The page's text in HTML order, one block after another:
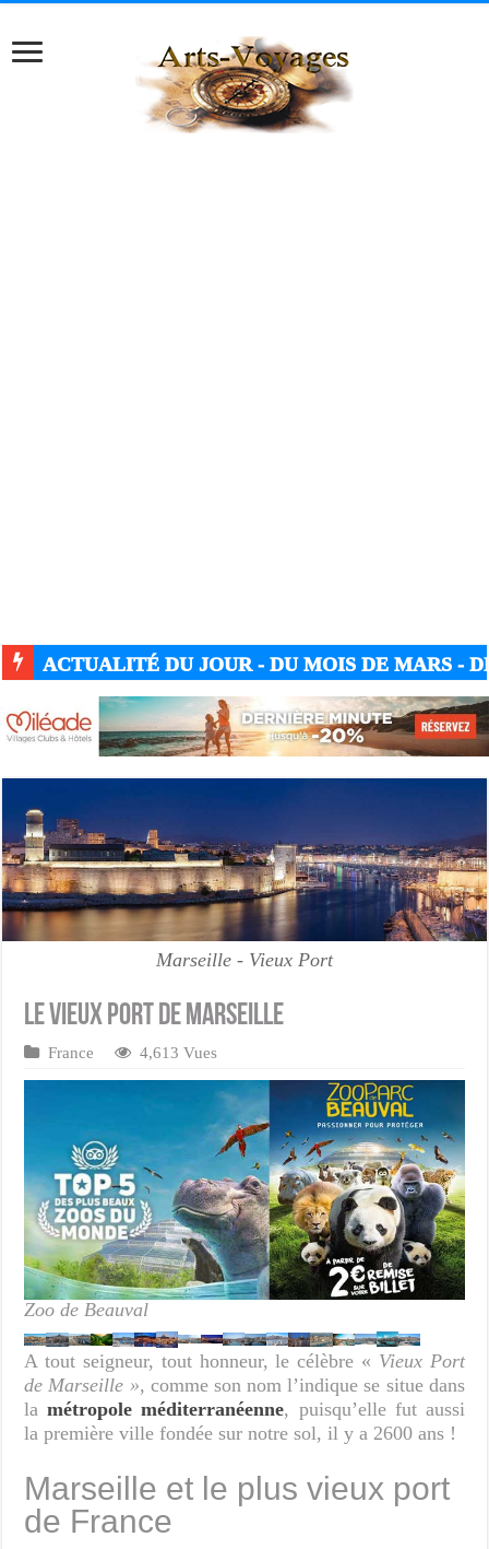
ACTUALITÉ DU JOUR - DU MOIS DE MARS -
Marseille - Vieux Port
Le vieux port de Marseille
France 4,613 Vues
Zoo de Beauval
A tout seigneur, tout honneur, le célèbre « Vieux Port
de Marseille », comme son nom l’indique se situe dans
lamétropole méditerranéenne, puisqu’elle fut aussi
la première ville fondée sur notre sol, il y a 2600 ans !
Marseille et le plus vieux port
de France